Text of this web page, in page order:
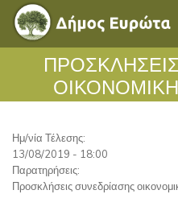
Ημ/νία Τέλεσης:
13/08/2019 - 18:00
Παρατηρήσεις:
Προσκλήσεις συνεδρίασης